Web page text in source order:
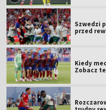
Szwedzi
przed
Kiedy
Zobacz